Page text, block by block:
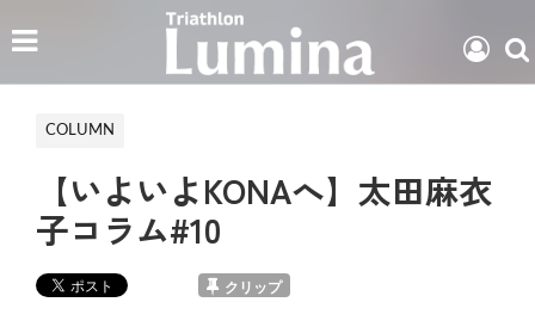
COLUMN
【いよいよKONAへ】太田麻衣
子コラム#10
クリップ